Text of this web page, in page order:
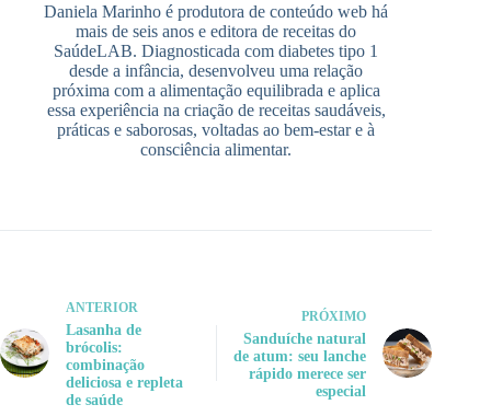
Daniela Marinho é produtora de conteúdo web há
mais de seis anos e editora de receitas do
SaúdeLAB. Diagnosticada com diabetes tipo 1
desde a infância, desenvolveu uma relação
próxima com a alimentação equilibrada e aplica
essa experiência na criação de receitas saudáveis,
práticas e saborosas, voltadas ao bem-estar e à
consciência alimentar.
ANTERIOR
Lasanha de
brócolis:
combinação
deliciosa e repleta
de saúde
PRÓXIMO
Sanduíche natural
de atum: seu lanche
rápido merece ser
especial